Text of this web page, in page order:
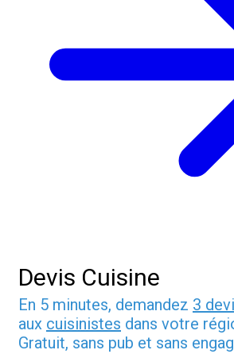
Devis Cuisine
En 5 minutes, demandez 3
aux cuisinistes dans votre
Gratuit, sans pub et sans